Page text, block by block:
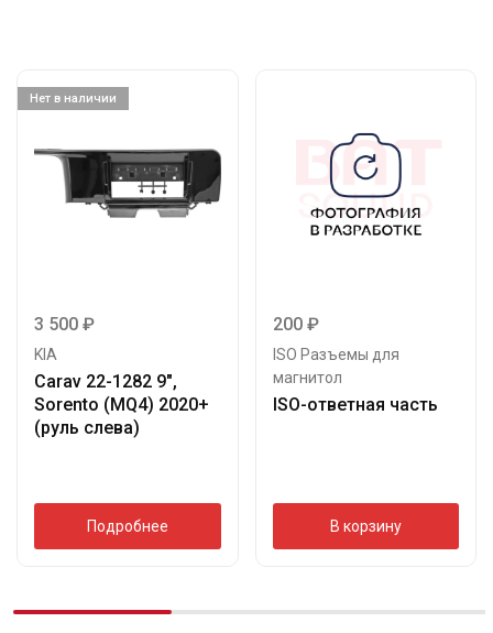
Нет в наличии
3 500 ₽
KIA
Carav 22-1282 9″,
Sorento (MQ4) 2020+
(руль слева)
Подробнее
200 ₽
ISO Разъемы для
магнитол
ISO-ответная часть
В корзину